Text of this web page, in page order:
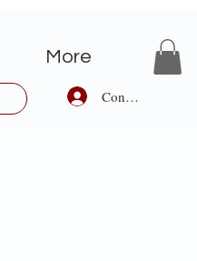
More
Conectează-te